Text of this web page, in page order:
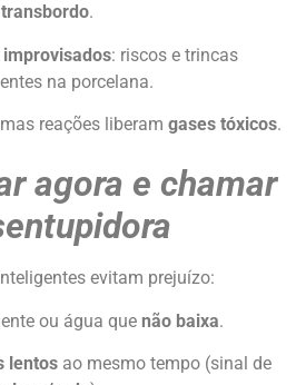
transbordo.
: riscos e trincas
na porcelana.
reações liberam gases tóxicos.
agora e chamar
evitam prejuízo:
ou água que não baixa.
lentos ao mesmo tempo (sinal de